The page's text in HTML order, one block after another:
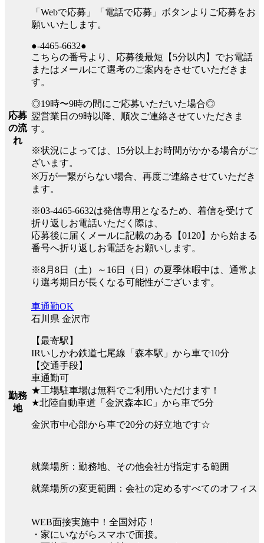
応募
の流
れ
「Webで応募」「電話で応募」ボタンよりご応募をお
願いいたします。
●-4465-6632●
こちらの番号より、応募後最短【5分以内】でお電話
またはメールにて選考のご案内をさせていただきま
す。
◎19時〜9時の間にご応募いただいた場合◎
翌営業日の9時以降、順次ご連絡させていただきま
す。
※状況によっては、15分以上お時間がかかる場合がご
ざいます。
※万が一繋がらない場合、再度ご連絡させていただき
ます。
※03-4465-6632は発信専用となるため、着信を受けて
折り返しお電話いただく際は、
応募後に届くメールに記載のある【0120】から始まる
番号へ折り返しお電話をお願いします。
※8月8日（土）～16日（日）の夏季休暇中は、通常よ
り選考期日が長くなる可能性がございます。
勤務
地
車通勤OK
石川県 金沢市
【最寄駅】
IRいしかわ鉄道七尾線「森本駅」から車で10分
【交通手段】
車通勤可
★工場駐車場は無料でご利用いただけます！
★北陸自動車道「金沢森本IC」から車で5分
金沢市中心部から車で20分の好立地です☆
就業場所：勤務地、その他会社が指定する範囲
就業場所の変更範囲：会社の定めるすべてのオフィス
WEB面接実施中！全国対応！
・家にいながらスマホで面接。